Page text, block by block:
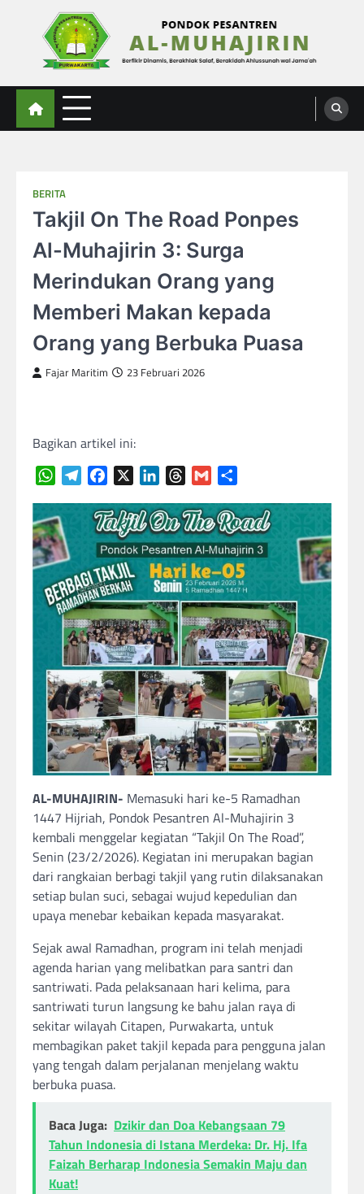
Al-Muhajirin
Berpikir Dinamis – Berakhlak Salaf – Berakidah Ahlussunah wal Jamaah
BERITA
Takjil On The Road Ponpes
Al-Muhajirin 3: Surga
Merindukan Orang yang
Memberi Makan kepada
Orang yang Berbuka Puasa
Fajar Maritim 23 Februari 2026
Bagikan artikel ini:
WhatsAppTelegramFacebook LinkedInThreads
Gmail
AL-MUHAJIRIN- Memasuki hari ke-5 Ramadhan
1447 Hijriah, Pondok Pesantren Al-Muhajirin 3
kembali menggelar kegiatan “Takjil On The Road”,
Senin (23/2/2026). Kegiatan ini merupakan bagian
dari rangkaian berbagi takjil yang rutin dilaksanakan
setiap bulan suci, sebagai wujud kepedulian dan
upaya menebar kebaikan kepada masyarakat.
Sejak awal Ramadhan, program ini telah menjadi
agenda harian yang melibatkan para santri dan
santriwati. Pada pelaksanaan hari kelima, para
santriwati turun langsung ke bahu jalan raya di
sekitar wilayah Citapen, Purwakarta, untuk
membagikan paket takjil kepada para pengguna jalan
yang tengah dalam perjalanan menjelang waktu
berbuka puasa.
Baca Juga: Dzikir dan Doa Kebangsaan 79
Tahun Indonesia di Istana Merdeka: Dr. Hj. Ifa
Faizah Berharap Indonesia Semakin Maju dan
Kuat!